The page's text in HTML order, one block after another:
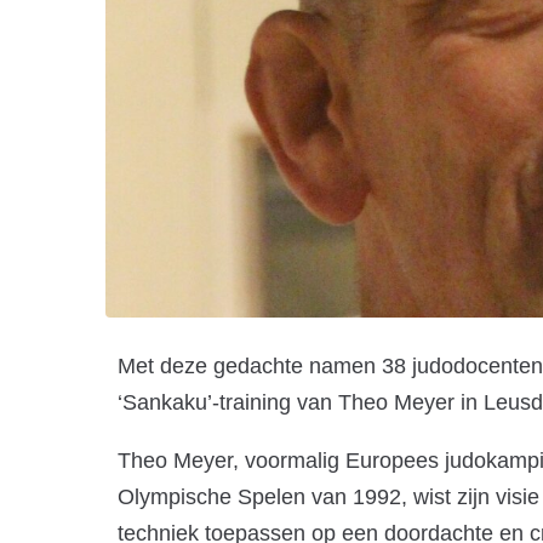
Met deze gedachte namen 38
‘Sankaku’-training van Theo Meyer in
Theo Meyer, voormalig Europees
Olympische Spelen van 1992, wist zijn
techniek toepassen op een doordachte en